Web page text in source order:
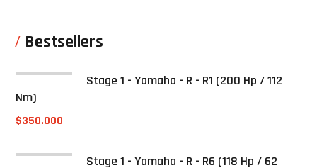
Bestsellers
Stage 1 - Yamaha - R - R1 (200 Hp / 112
Nm)
$350.000
Stage 1 - Yamaha - R - R6 (118 Hp / 62